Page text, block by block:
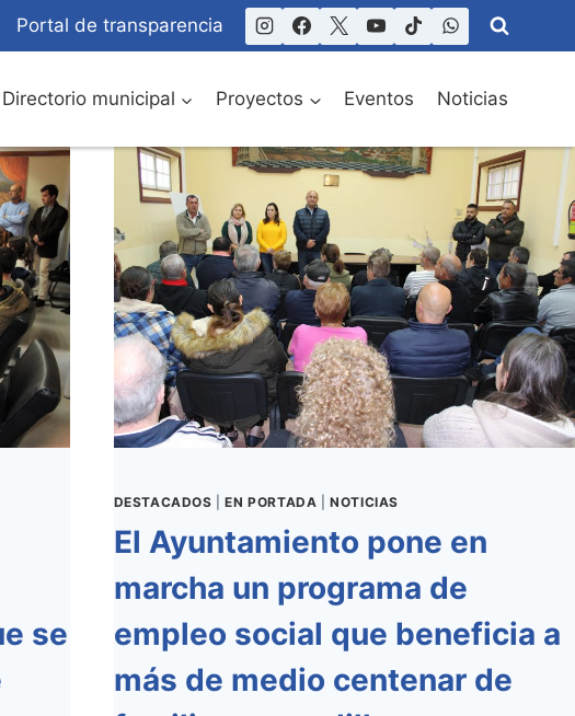
Portal de transparencia
Directorio municipal Proyectos Eventos Noticias
se
DESTACADOS |EN PORTADA |NOTICIAS
El Ayuntamiento pone en
marcha un programa de
empleo social que beneficia a
más de medio centenar de